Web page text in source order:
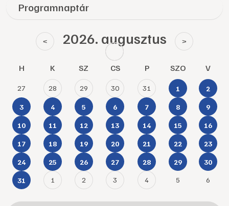
Programnaptár
< 2026. augusztus >
H K SZ CS P SZO V
27 28 29 30 31 1 2
3 4 5 6 7 8 9
10 11 12 13 14 15 16
17 18 19 20 21 22 23
24 25 26 27 28 29 30
31 1 2 3 4 5 6